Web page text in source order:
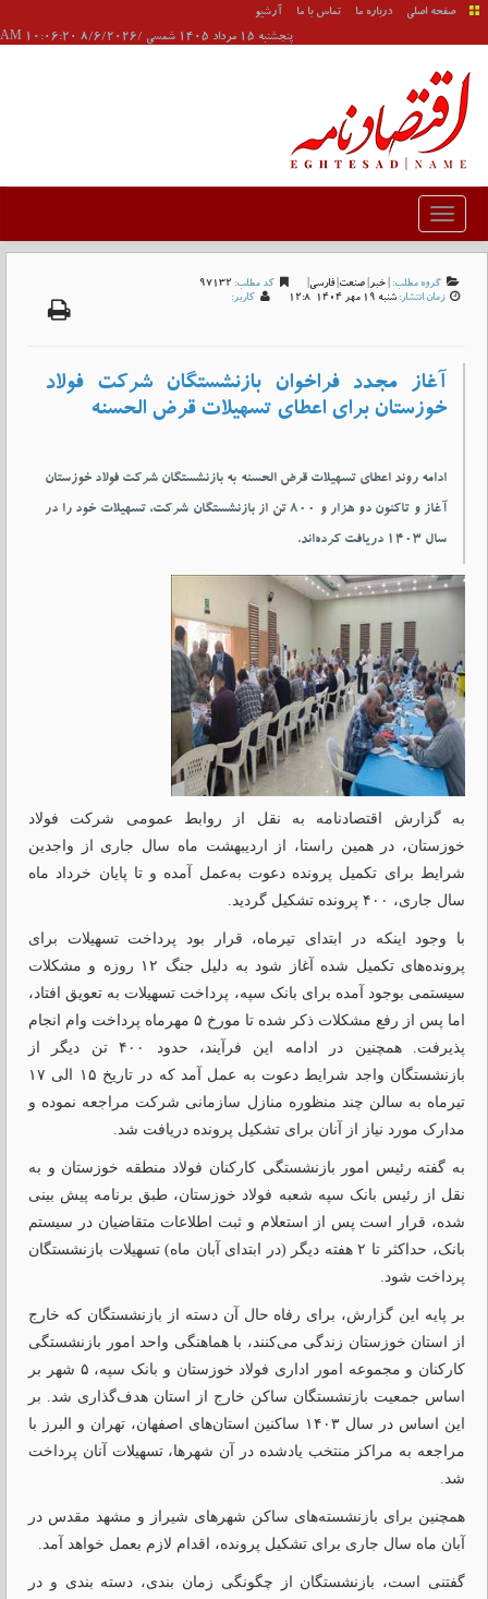
صفحه اصلی درباره ما تماس با ما
آرشیو
پنجشنبه 15 مرداد 1405 شمسی /8/6/2026 10:06:20 AM
گروه مطلب: | خبر| صنعت| فارسی| کد مطلب: 97132
زمان انتشار: شنبه 19 مهر 1404-12:8 کاربر:
آغاز مجدد فراخوان بازنشستگان شرکت فولاد
خوزستان برای اعطای تسهیلات قرض الحسنه
ادامه روند اعطای تسهیلات قرض الحسنه به بازنشستگان شرکت فولاد خوزستان
آغاز و تاکنون دو هزار و ۸۰۰ تن از بازنشستگان شرکت، تسهیلات خود را در
سال ۱۴۰۳ دریافت کرده‌اند.
به گزارش اقتصادنامه به نقل از روابط عمومی شرکت فولاد
خوزستان، در همین راستا، از اردیبهشت‌ ماه سال جاری از واجدین
شرایط برای تکمیل پرونده دعوت به‌عمل آمده و تا پایان خرداد ماه
سال جاری، ۴۰۰ پرونده تشکیل گردید.
با وجود اینکه در ابتدای تیرماه، قرار بود پرداخت تسهیلات برای
پرونده‌های تکمیل شده آغاز شود به دلیل جنگ ۱۲ روزه و مشکلات
سیستمی بوجود آمده برای بانک سپه، پرداخت تسهیلات به تعویق افتاد،
اما پس از رفع مشکلات ذکر شده تا مورخ ۵ مهرماه پرداخت وام انجام
پذیرفت. همچنین در ادامه این فرآیند، حدود ۴۰۰ تن دیگر از
بازنشستگان واجد شرایط دعوت به عمل آمد که در تاریخ ۱۵ الی ۱۷
تیرماه به سالن چند منظوره منازل سازمانی شرکت مراجعه نموده و
مدارک مورد نیاز از آنان برای تشکیل پرونده دریافت شد.
به گفته رئیس امور بازنشستگی کارکنان فولاد منطقه خوزستان و به
نقل از رئیس بانک سپه شعبه فولاد خوزستان، طبق برنامه پیش بینی
شده، قرار است پس از استعلام و ثبت اطلاعات متقاضیان در سیستم
بانک، حداکثر تا ۲ هفته دیگر (در ابتدای آبان ماه) تسهیلات بازنشستگان
پرداخت شود.
بر پایه این گزارش، برای رفاه حال آن دسته از بازنشستگان که خارج
از استان خوزستان زندگی می‌کنند، با هماهنگی واحد امور بازنشستگی
کارکنان و مجموعه امور اداری فولاد خوزستان و بانک سپه، ۵ شهر بر
اساس جمعیت بازنشستگان ساکن خارج از استان هدف‌گذاری شد. بر
این اساس در سال ۱۴۰۳ ساکنین استان‌های اصفهان، تهران و البرز با
مراجعه به مراکز منتخب یادشده در آن شهرها، تسهیلات آنان پرداخت
شد.
همچنین برای بازنشسته‌های ساکن شهرهای شیراز و مشهد مقدس در
آبان ماه سال جاری برای تشکیل پرونده، اقدام لازم بعمل خواهد آمد.
گفتنی است، بازنشستگان از چگونگی زمان بندی، دسته بندی و در